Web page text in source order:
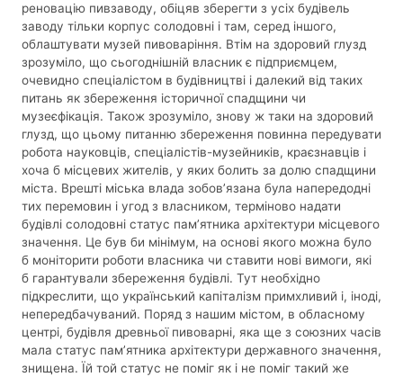
реновацію пивзаводу, обіцяв зберегти з усіх будівель
заводу тільки корпус солодовні і там, серед іншого,
облаштувати музей пивоваріння. Втім на здоровий глузд
зрозуміло, що сьогоднішній власник є підприємцем,
очевидно спеціалістом в будівництві і далекий від таких
питань як збереження історичної спадщини чи
музеєфікація. Також зрозуміло, знову ж таки на здоровий
глузд, що цьому питанню збереження повинна передувати
робота науковців, спеціалістів-музейників, краєзнавців і
хоча б місцевих жителів, у яких болить за долю спадщини
міста. Врешті міська влада зобов’язана була напередодні
тих перемовин і угод з власником, терміново надати
будівлі солодовні статус пам’ятника архітектури місцевого
значення. Це був би мінімум, на основі якого можна було
б моніторити роботи власника чи ставити нові вимоги, які
б гарантували збереження будівлі. Тут необхідно
підкреслити, що український капіталізм примхливий і, іноді,
непередбачуваний. Поряд з нашим містом, в обласному
центрі, будівля древньої пивоварні, яка ще з союзних часів
мала статус пам’ятника архітектури державного значення,
знищена. Їй той статус не поміг як і не поміг такий же